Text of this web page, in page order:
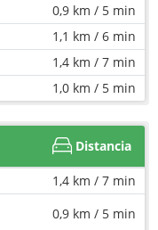
0,9 km / 5 min
1,1 km / 6 min
1,4 km / 7 min
1,0 km / 5 min
Distancia
1,4 km / 7 min
0,9 km / 5 min